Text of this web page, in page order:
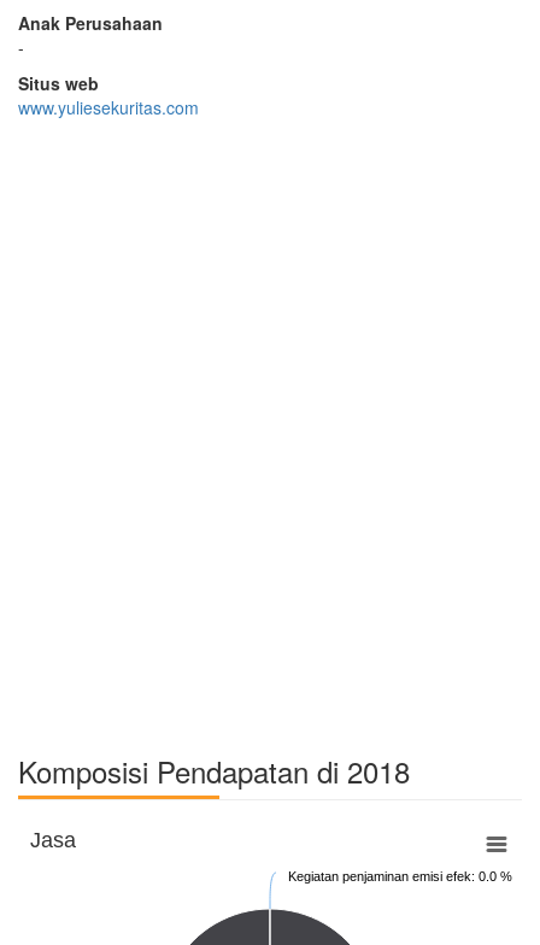
Anak Perusahaan
-
Situs web
www.yuliesekuritas.com
Komposisi Pendapatan di 2018
Jasa
Kegiatan penjaminan emisi efek: 0.0 %